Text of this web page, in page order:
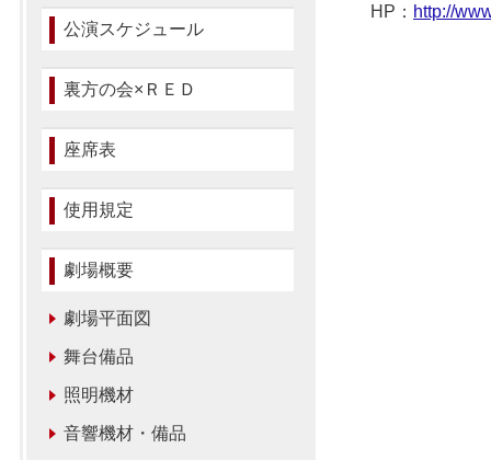
HP： http://
公演スケジュール
裏方の会×ＲＥＤ
座席表
使用規定
劇場概要
劇場平面図
舞台備品
照明機材
音響機材・備品